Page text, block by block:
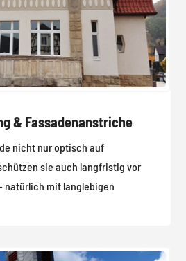
& Fassadenanstriche
nicht nur optisch auf
sie auch langfristig vor
natürlich mit langlebigen